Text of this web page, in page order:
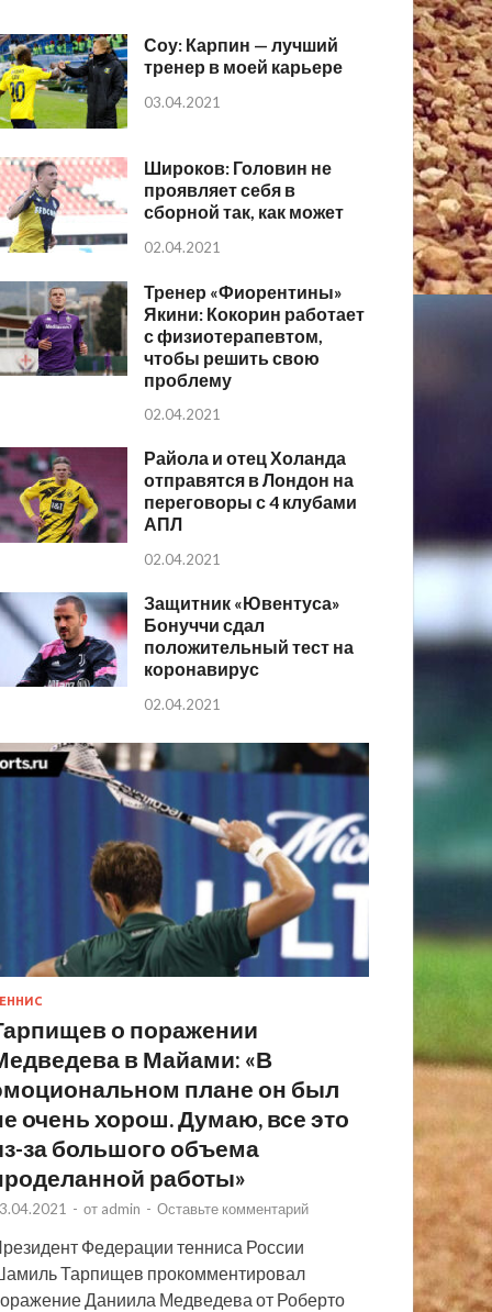
Соу: Карпин — лучший
тренер в моей карьере
03.04.2021
Широков: Головин не
проявляет себя в
сборной так, как может
02.04.2021
Тренер «Фиорентины»
Якини: Кокорин работает
с физиотерапевтом,
чтобы решить свою
проблему
02.04.2021
Райола и отец Холанда
отправятся в Лондон на
переговоры с 4 клубами
АПЛ
02.04.2021
Защитник «Ювентуса»
Бонуччи сдал
положительный тест на
коронавирус
02.04.2021
о поражении
в Майами: «В
плане он был
очень хорош. Думаю, все это
за большого объема
работы»
- от admin - Оставьте комментарий
Федерации тенниса России
Тарпищев прокомментировал
Даниила Медведева от Роберто